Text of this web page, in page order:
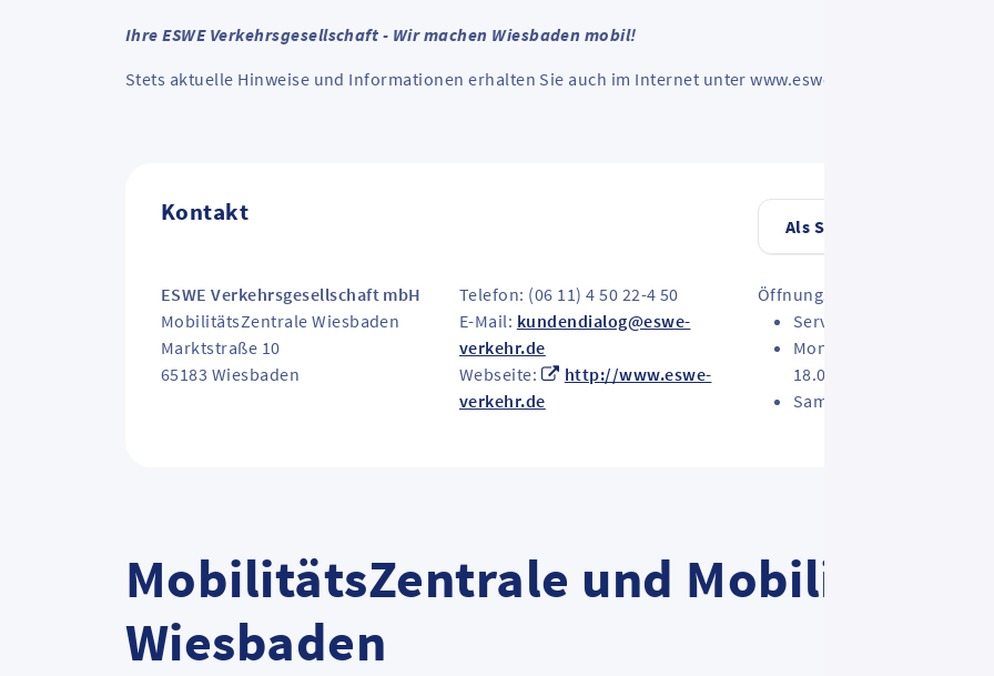
Ihre ESWE Verkehrsgesellschaft - Wir machen Wiesbaden mobil!
Stets aktuelle Hinweise und Informationen erhalten Sie auch im Internet unter www.eswe-verkehr.de.
Kontakt Als Start übernehmen
ESWE Verkehrsgesellschaft mbH
MobilitätsZentrale Wiesbaden
Marktstraße 10
65183 Wiesbaden
Telefon: (06 11) 4 50 22-4 50
E-Mail: kundendialog@eswe-
verkehr.de
Webseite:
http://www.eswe-
verkehr.de
Öffnungszeiten:
Servicezeiten der Hotline:
Montag bis Freitag: 7.00
18.00 Uhr
Samstag: 8.00 bis 15.00
MobilitätsZentrale und
Wiesbaden